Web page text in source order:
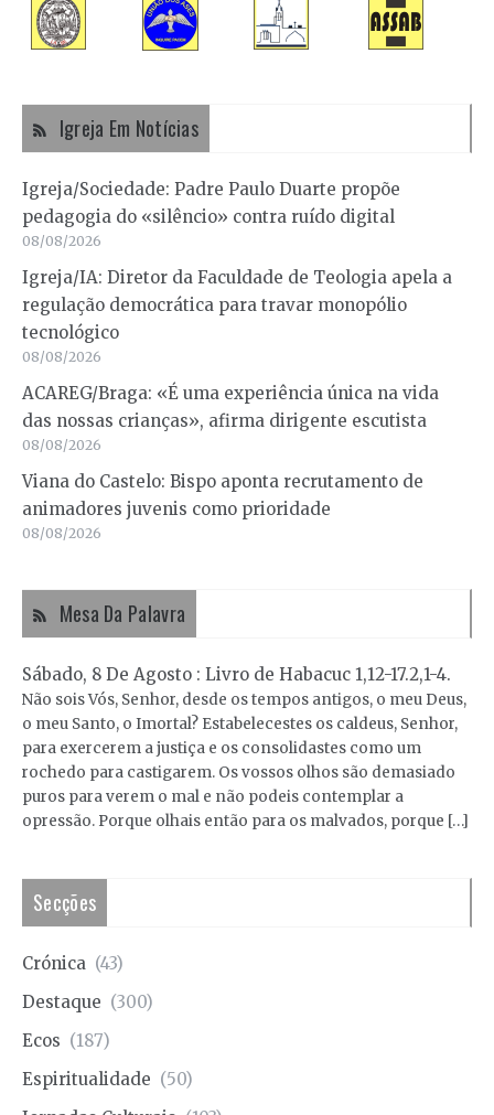
Igreja Em Notícias
Igreja/Sociedade: Padre Paulo Duarte propõe
pedagogia do «silêncio» contra ruído digital
08/08/2026
Igreja/IA: Diretor da Faculdade de Teologia apela a
regulação democrática para travar monopólio
tecnológico
08/08/2026
ACAREG/Braga: «É uma experiência única na vida
das nossas crianças», afirma dirigente escutista
08/08/2026
Viana do Castelo: Bispo aponta recrutamento de
animadores juvenis como prioridade
08/08/2026
Mesa Da Palavra
Sábado, 8 De Agosto : Livro de Habacuc 1,12-17.2,1-4.
Não sois Vós, Senhor, desde os tempos antigos, o meu Deus,
o meu Santo, o Imortal? Estabelecestes os caldeus, Senhor,
para exercerem a justiça e os consolidastes como um
rochedo para castigarem. Os vossos olhos são demasiado
puros para verem o mal e não podeis contemplar a
opressão. Porque olhais então para os malvados, porque […]
Secções
Crónica (43)
Destaque (300)
Ecos (187)
Espiritualidade (50)